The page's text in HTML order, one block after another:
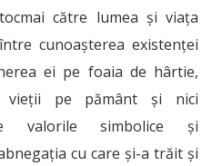
către lumea și viața
cunoașterea existenței
ei pe foaia de hârtie,
vieții pe pământ și nici
valorile simbolice și
cu care și-a trăit și